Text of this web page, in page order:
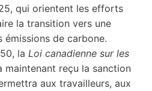
qui orientent les efforts
la transition vers une
émissions de carbone.
la Loi canadienne sur les
maintenant reçu la sanction
aux travailleurs, aux